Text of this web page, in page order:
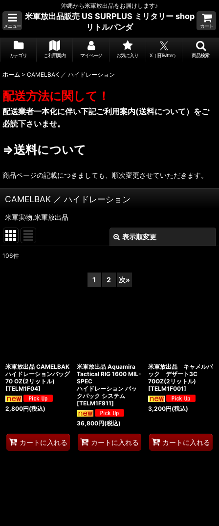
沖縄から米軍放出品をお届けします♪
メニュー
米軍放出品販売 US SURPLUS ミリタリー shop
リトルパンダ
カート
カテゴリ ご利用案内 マイページ お気に入り X（旧Twitter） 商品検索
ホーム > CAMELBAK ／ ハイドレーション
配送方法に関して！
配送業者一本化に伴い下記ご利用案内(送料について）をご
必読下さいませ。
⇒送料について
商品ページの記載につきましても、順次変更させていただきます。
CAMELBAK ／ ハイドレーション
米軍実物,米軍放出品
表示順変更
106件
1 2 次»
米軍放出品 CAMELBAK
ハイドレーションバッグ
70 OZ(2リットル)
[TELM1F04]
2,800円(税込)
カートに入れる
米軍放出品 Aquamira
Tactical RIG 1600 MIL-
SPEC
ハイドレーション バッ
クパック システム
[TELM1F911]
36,800円(税込)
カートに入れる
米軍放出品 キャメルバ
ック デザート3C
70OZ(2リットル)
[TELM1F001]
3,200円(税込)
カートに入れる